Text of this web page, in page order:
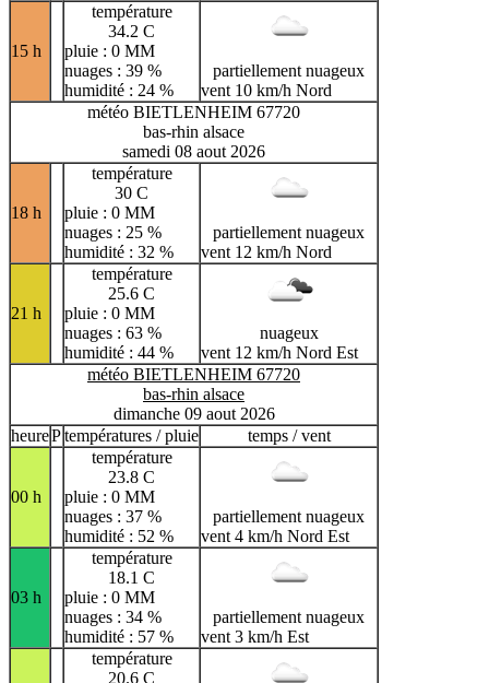
15 h
température
34.2 C
pluie : 0 MM
nuages : 39 %
humidité : 24 %
partiellement nuageux
vent 10 km/h Nord
météo BIETLENHEIM 67720
bas-rhin alsace
samedi 08 aout 2026
18 h
température
30 C
pluie : 0 MM
nuages : 25 %
humidité : 32 %
partiellement nuageux
vent 12 km/h Nord
21 h
température
25.6 C
pluie : 0 MM
nuages : 63 %
humidité : 44 %
nuageux
vent 12 km/h Nord Est
météo BIETLENHEIM 67720
bas-rhin alsace
dimanche 09 aout 2026
heurePtempératures / pluie temps / vent
00 h
température
23.8 C
pluie : 0 MM
nuages : 37 %
humidité : 52 %
partiellement nuageux
vent 4 km/h Nord Est
03 h
température
18.1 C
pluie : 0 MM
nuages : 34 %
humidité : 57 %
partiellement nuageux
vent 3 km/h Est
température
20.6 C